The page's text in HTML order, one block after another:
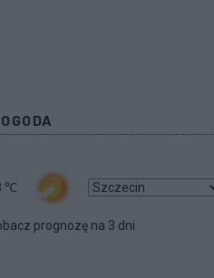
℃
prognozę na 3 dni